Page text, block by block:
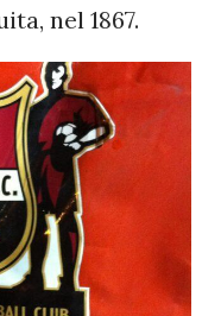
nel 1867.